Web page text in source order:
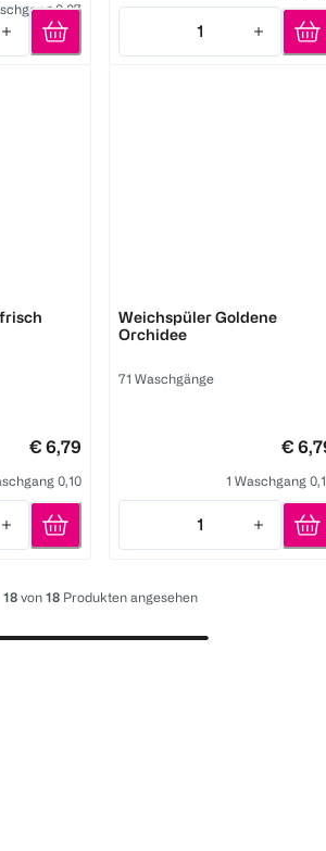
0,07
1
Quantity: 1
€ 6,79
0,10
Weichspüler Goldene
Orchidee
71 Waschgänge
€
1 Waschgang
1
Quantity: 1
18 von18 Produkten angesehen